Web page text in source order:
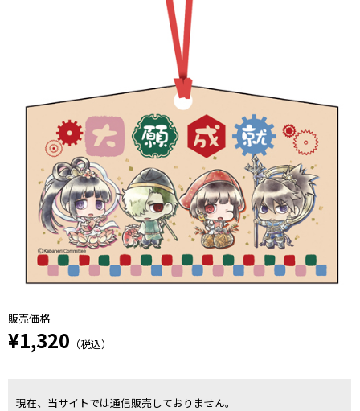
販売価格
¥1,320 （税込）
現在、当サイトでは通信販売しておりません。